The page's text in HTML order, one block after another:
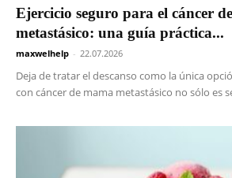
Ejercicio seguro para el cáncer
metastásico: una guía práctica...
maxwelhelp - 22.07.2026
Deja de tratar el descanso como la única
con cáncer de mama metastásico no sólo es